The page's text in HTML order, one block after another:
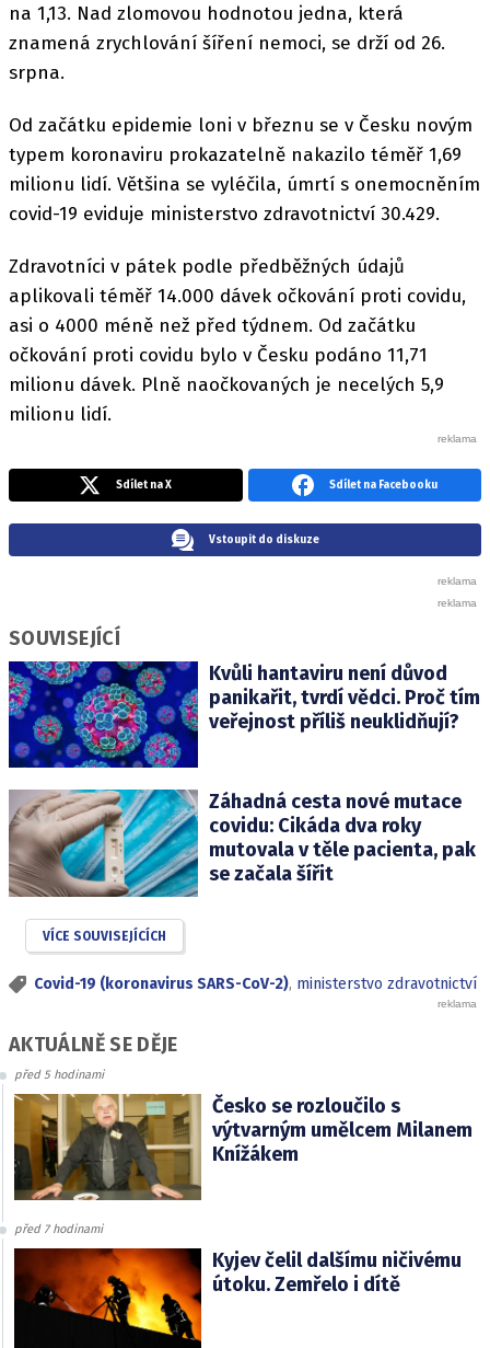
na 1,13. Nad zlomovou hodnotou jedna, která
znamená zrychlování šíření nemoci, se drží od 26.
srpna.
Od začátku epidemie loni v březnu se v Česku novým
typem koronaviru prokazatelně nakazilo téměř 1,69
milionu lidí. Většina se vyléčila, úmrtí s onemocněním
covid-19 eviduje ministerstvo zdravotnictví 30.429.
Zdravotníci v pátek podle předběžných údajů
aplikovali téměř 14.000 dávek očkování proti covidu,
asi o 4000 méně než před týdnem. Od začátku
očkování proti covidu bylo v Česku podáno 11,71
milionu dávek. Plně naočkovaných je necelých 5,9
milionu lidí.
Sdílet na X Sdílet na Facebooku
Vstoupit do diskuze
SOUVISEJÍCÍ
Kvůli hantaviru není důvod
panikařit, tvrdí vědci. Proč tím
veřejnost příliš neuklidňují?
Záhadná cesta nové mutace
covidu: Cikáda dva roky
mutovala v těle pacienta, pak
se začala šířit
VÍCE SOUVISEJÍCÍCH
Covid-19 (koronavirus SARS-CoV-2), ministerstvo zdravotnictví
AKTUÁLNĚ SE DĚJE
před 5 hodinami
Česko se rozloučilo s
výtvarným umělcem Milanem
Knížákem
před 7 hodinami
Kyjev čelil dalšímu ničivému
útoku. Zemřelo i dítě